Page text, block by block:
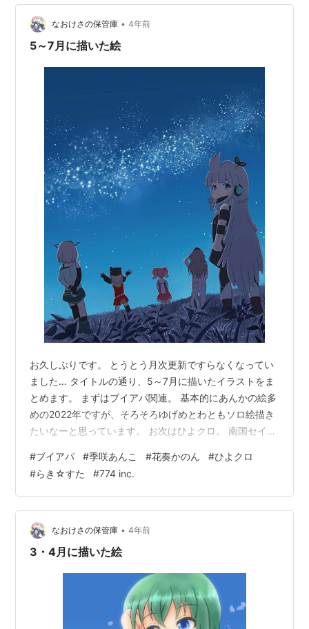
なおけさの保管庫 • 4年前
5～7月に描いた絵
お久しぶりです。 とうとう月次更新ですらなくなってい
ました… タイトルの通り、5～7月に描いたイラストをま
とめます。 まずはブイアパ関連。 基本的にあんかの絵多
めの2022年ですが、そろそろゆげめとわともソロ絵描き
たいなーと思っています。 お次はひよクロ。 南国セイッ
今年ここまでで一番伸びたのがこれだったり。なんでや
最後はらき☆すた関連。パロディも混ざっていますが…
らき☆すた関連絵を描く頻度は明らかに下がってます
ね。こっち描くなら774のFA描くわ、という感じになっ
てる。 何か描きたくなるような突き動かされる衝動があ
れば動きますので、きっ…
#ブイアパ #季咲あんこ #花奏かのん #ひよクロ
#らき☆すた #774 inc.
なおけさの保管庫 • 4年前
3・4月に描いた絵